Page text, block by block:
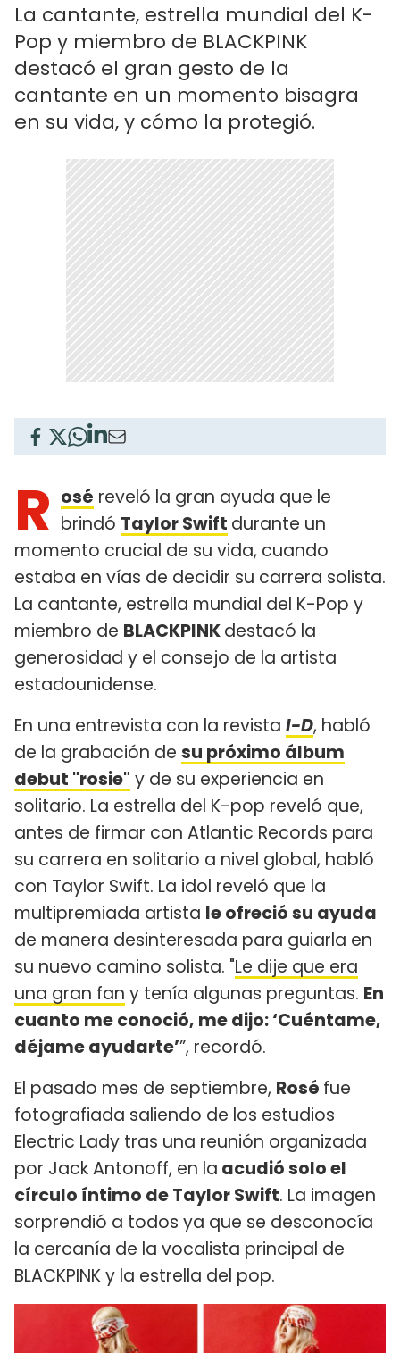
La cantante, estrella mundial del K-
Pop y miembro de BLACKPINK
destacó el gran gesto de la
cantante en un momento bisagra
en su vida, y cómo la protegió.
R osé reveló la gran ayuda que le
brindó Taylor Swift durante un
momento crucial de su vida, cuando
estaba en vías de decidir su carrera solista.
La cantante, estrella mundial del K-Pop y
miembro de BLACKPINKdestacó la
generosidad y el consejo de la artista
estadounidense.
En una entrevista con la revista I-D, habló
de la grabación de su próximo álbum
debut "rosie" y de su experiencia en
solitario. La estrella del K-pop reveló que,
antes de firmar con Atlantic Records para
su carrera en solitario a nivel global, habló
con Taylor Swift. La idol reveló que la
multipremiada artista le ofreció su ayuda
de manera desinteresada para guiarla en
su nuevo camino solista. "Le dije que era
una gran fan y tenía algunas preguntas. En
cuanto me conoció, me dijo: ‘Cuéntame,
déjame ayudarte’”, recordó.
El pasado mes de septiembre, Rosé fue
fotografiada saliendo de los estudios
Electric Lady tras una reunión organizada
por Jack Antonoff, en la acudió solo el
círculo íntimo de Taylor Swift. La imagen
sorprendió a todos ya que se desconocía
la cercanía de la vocalista principal de
BLACKPINK y la estrella del pop.